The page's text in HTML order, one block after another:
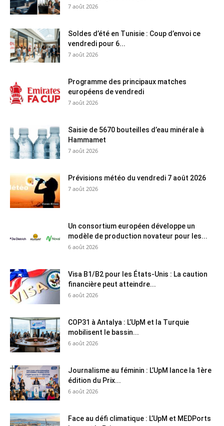
7 août 2026
Soldes d’été en Tunisie : Coup d’envoi ce
vendredi pour 6...
7 août 2026
Programme des principaux matches
européens de vendredi
7 août 2026
Saisie de 5670 bouteilles d’eau minérale à
Hammamet
7 août 2026
Prévisions météo du vendredi 7 août 2026
7 août 2026
Un consortium européen développe un
modèle de production novateur pour les...
6 août 2026
Visa B1/B2 pour les États-Unis : La caution
financière peut atteindre...
6 août 2026
COP31 à Antalya : L’UpM et la Turquie
mobilisent le bassin...
6 août 2026
Journalisme au féminin : L’UpM lance la 1ère
édition du Prix...
6 août 2026
Face au défi climatique : L’UpM et MEDPorts